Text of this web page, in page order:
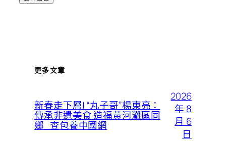
更多文章
新春走下層| “丸子哥”楊東亮：
傳承非遺美食 造福黃河灘區同
鄉_查包養中國網
2026
年 8
月 6
日